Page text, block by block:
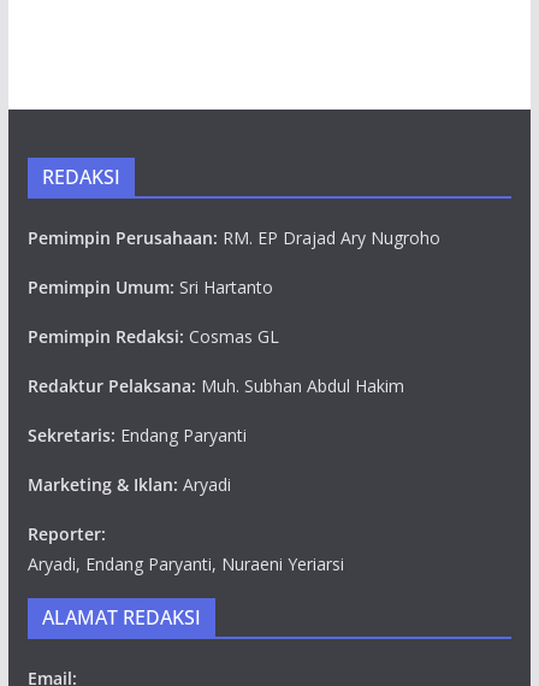
REDAKSI
Pemimpin Perusahaan: RM. EP Drajad Ary Nugroho
Pemimpin Umum: Sri Hartanto
Pemimpin Redaksi: Cosmas GL
Redaktur Pelaksana: Muh. Subhan Abdul Hakim
Sekretaris: Endang Paryanti
Marketing & Iklan: Aryadi
Reporter:
Aryadi, Endang Paryanti, Nuraeni Yeriarsi
ALAMAT REDAKSI
Email: